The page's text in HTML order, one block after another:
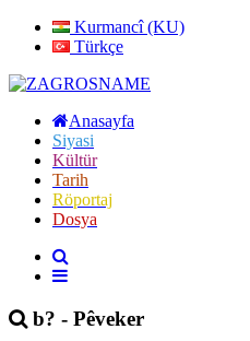
Kurmancî (KU)
Türkçe
Anasayfa
Siyasi
Kültür
Tarih
Röportaj
Dosya
b? - Pêveker